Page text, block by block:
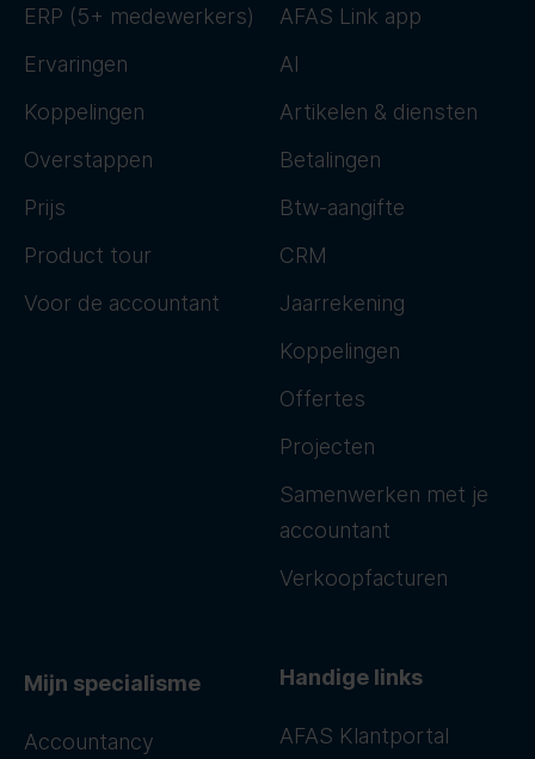
ERP (5+ medewerkers)
Ervaringen
Koppelingen
Overstappen
Prijs
Product tour
Voor de accountant
AFAS Link app
AI
Artikelen & diensten
Betalingen
Btw-aangifte
CRM
Jaarrekening
Koppelingen
Offertes
Projecten
Samenwerken met je
accountant
Verkoopfacturen
Mijn specialisme
Accountancy
Handige links
AFAS Klantportal